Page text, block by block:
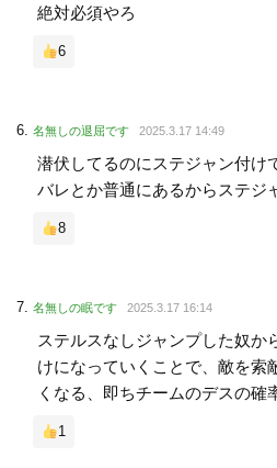
絶対必須やろ
6
名無しの退屈です 2025.3.17 14:49
潜伏してるのにステジャン付け
バレとか普通にあるからステジ
8
名無しの眠です 2025.3.17 16:14
ステルスなしジャンプした奴か
けになっていくことで、敵を索
くなる、即ちチームのデスの確
1